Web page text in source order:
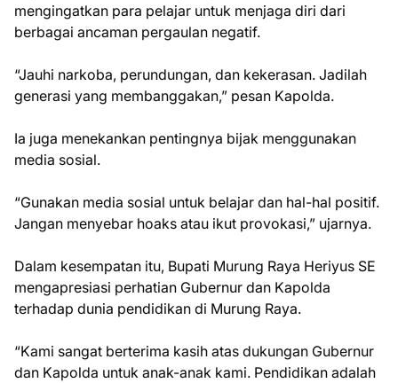
mengingatkan para pelajar untuk menjaga diri dari
berbagai ancaman pergaulan negatif.
“Jauhi narkoba, perundungan, dan kekerasan. Jadilah
generasi yang membanggakan,” pesan Kapolda.
Ia juga menekankan pentingnya bijak menggunakan
media sosial.
“Gunakan media sosial untuk belajar dan hal-hal positif.
Jangan menyebar hoaks atau ikut provokasi,” ujarnya.
Dalam kesempatan itu, Bupati Murung Raya Heriyus SE
mengapresiasi perhatian Gubernur dan Kapolda
terhadap dunia pendidikan di Murung Raya.
“Kami sangat berterima kasih atas dukungan Gubernur
dan Kapolda untuk anak-anak kami. Pendidikan adalah